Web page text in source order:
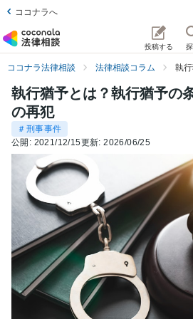
ココナラへ
投稿する
ココナラ法律相談 法律相談コラム 執
執行猶予とは？執行猶予の
の再犯
＃刑事事件
公開: 2021/12/15更新:2026/06/25